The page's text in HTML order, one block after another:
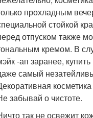
прохладным
стойкой
отпуском также
кремом. В
-ап заранее,
самый
забывай о чистоте.
так не освежит